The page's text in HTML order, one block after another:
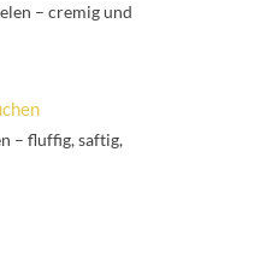
– cremig und
– fluffig, saftig,